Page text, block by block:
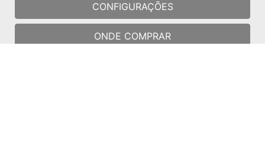
CONFIGURAÇÕES
ONDE COMPRAR